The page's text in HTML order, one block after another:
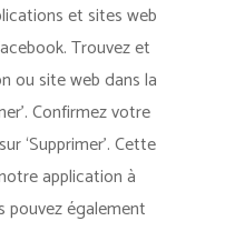
et sites web
Trouvez et
ou site web dans la
Confirmez votre
‘Supprimer’. Cette
application à
pouvez également